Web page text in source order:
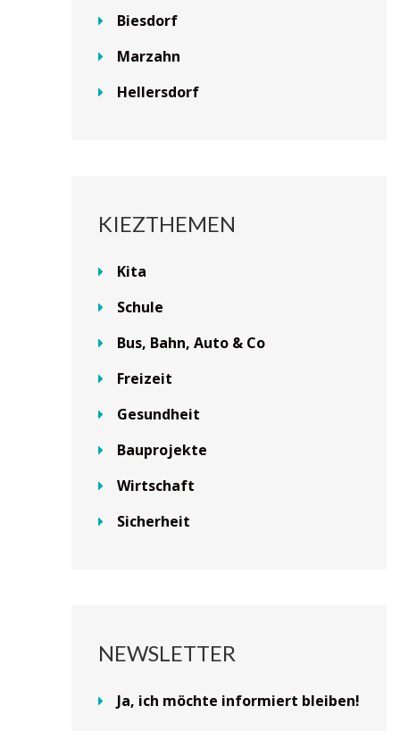
Biesdorf
Marzahn
Hellersdorf
KIEZTHEMEN
Kita
Schule
Bus, Bahn, Auto & Co
Freizeit
Gesundheit
Bauprojekte
Wirtschaft
Sicherheit
NEWSLETTER
Ja, ich möchte informiert bleiben!